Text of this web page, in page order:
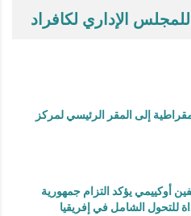
الإداري لكافراد
إلى المقر الرئيسي لمركز
أوكييمي يؤكد التزام جمهورية
للتحول الشامل في إفريقيا